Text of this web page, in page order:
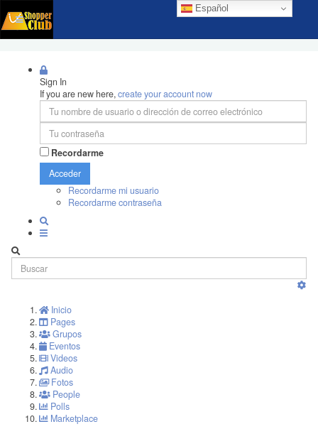
Español
Sign In
If you are new here,create your account now
Recordarme
Acceder
Recordarme mi usuario
Recordarme contraseña
Inicio
Pages
Grupos
Eventos
Videos
Audio
Fotos
People
Polls
Marketplace